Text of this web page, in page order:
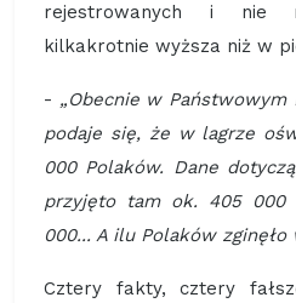
rejestrowanych i nie
kilkakrotnie wyższa niż w
- „Obecnie w
podaje się, że w lagrze
000 Polaków. Dane
przyjęto tam ok. 405 000
000... A ilu Polaków zginęło
Cztery fakty, cztery